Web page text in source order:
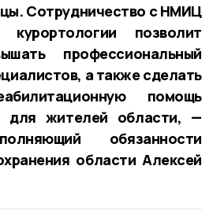
Сотрудничество с НМИЦ
позволит
профессиональный
а также сделать
помощь
для жителей области, —
обязанности
области Алексей